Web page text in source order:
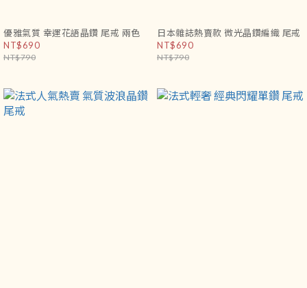
優雅氣質 幸運花語晶鑽 尾戒 兩色
NT$690
NT$790
日本雜誌熱賣款 微光晶鑽編織 尾戒
NT$690
NT$790